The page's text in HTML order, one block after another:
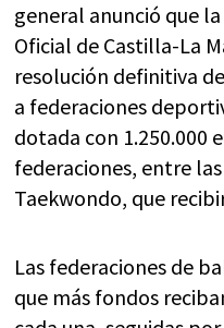
general anunció que
Oficial de Castilla-La
resolución definitiva
a federaciones
dotada con 1.250.000
federaciones, entre
Taekwondo, que
Las federaciones de
que más fondos